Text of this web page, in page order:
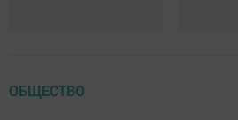
ОБЩЕСТВО